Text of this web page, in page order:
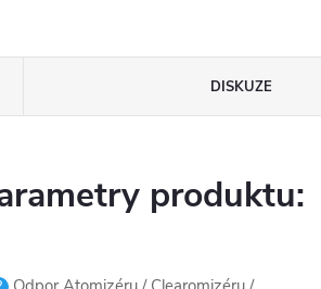
DISKUZE
produktu: